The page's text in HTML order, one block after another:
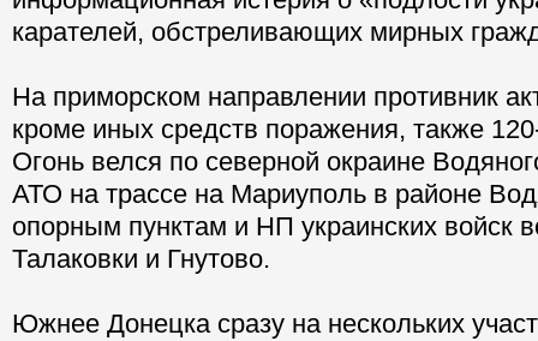
карателей, обстреливающих мирных
На приморском направлении противник
кроме иных средств поражения, также
Огонь велся по северной окраине
АТО на трассе на Мариуполь в районе
опорным пунктам и НП украинских войск
Талаковки и Гнутово.
Южнее Донецка сразу на нескольких